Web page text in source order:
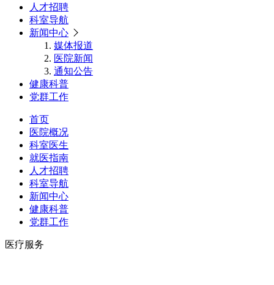
人才招聘
科室导航
新闻中心
媒体报道
医院新闻
通知公告
健康科普
党群工作
首页
医院概况
科室医生
就医指南
人才招聘
科室导航
新闻中心
健康科普
党群工作
医疗服务